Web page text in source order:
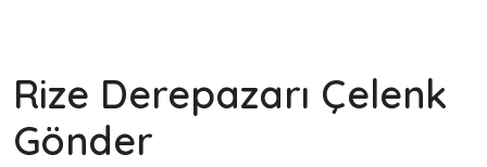
Rize Derepazarı Çelenk
Gönder